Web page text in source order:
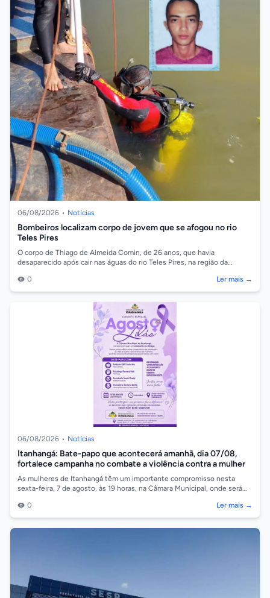
06/08/2026 • Notícias
Bombeiros localizam corpo de jovem que se afogou no rio
Teles Pires
O corpo de Thiago de Almeida Comin, de 26 anos, que havia
desaparecido após cair nas águas do rio Teles Pires, na região da
0
Ler mais →
06/08/2026 • Notícias
Itanhangá: Bate-papo que acontecerá amanhã, dia 07/08,
fortalece campanha no combate a violência contra a mulher
As mulheres de Itanhangá têm um importante compromisso nesta
sexta-feira, 7 de agosto, às 19 horas, na Câmara Municipal, onde será
0
Ler mais →